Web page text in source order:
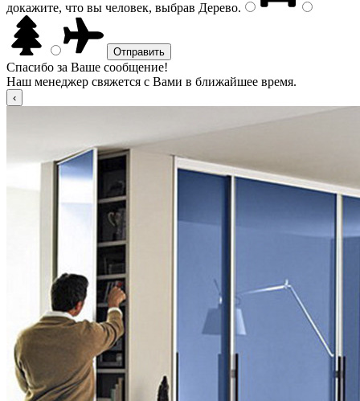
докажите, что вы человек, выбрав Дерево.
Спасибо за Ваше сообщение!
Наш менеджер свяжется с Вами в ближайшее время.